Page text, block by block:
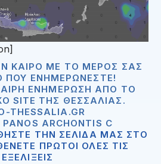
ΚΑΙΡΌ ΜΕ ΤΟ ΜΈΡΟΣ ΣΑΣ
ΠΟΥ ΕΝΗΜΕΡΏΝΕΣΤΕ!
ΕΝΗΜΈΡΩΣΗ ΑΠΟ ΤΟ
SITE ΤΗΣ ΘΕΣΣΑΛΊΑΣ.
THESSALIA.GR
PANOS ARCHONTIS C
ΤΗΝ ΣΕΛΙΔΑ ΜΑΣ ΣΤΟ
ΠΡΩΤΟΙ ΟΛΕΣ ΤΙΣ
ΕΞΕΛΙΞΕΙΣ